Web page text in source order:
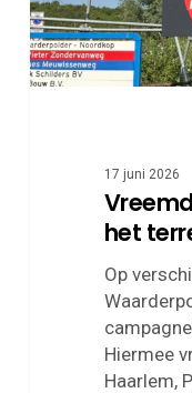
17 juni 2026
het
Op
Hiermee
Haarlem,